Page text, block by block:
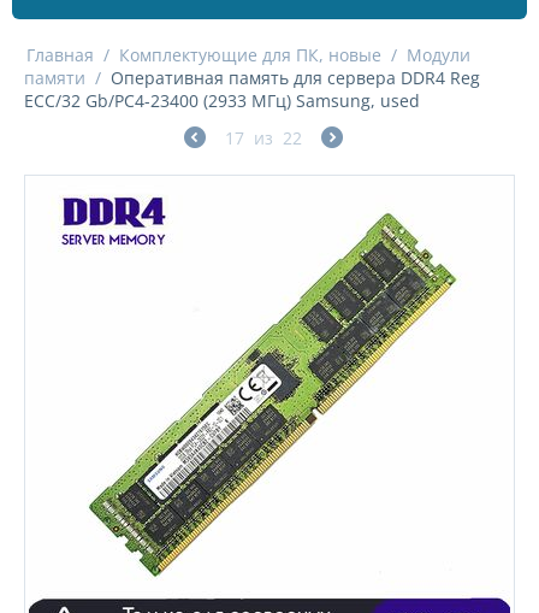
Главная / Комплектующие для ПК, новые / Модули
памяти / Оперативная память для сервера DDR4 Reg
ECC/32 Gb/PC4-23400 (2933 МГц) Samsung, used
17 из 22